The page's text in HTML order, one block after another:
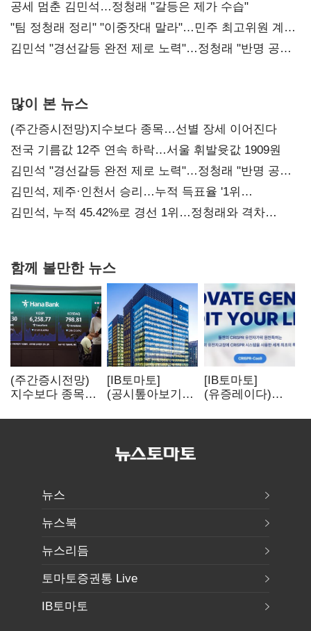
공세 멈춘 김민석…정청래 "갈등은 제가 수습"
"팀 정청래 정리" "이중잣대 말라"…민주 최고위원 계파
다툼 격화
김민석 "경선갈등 완전 제로 노력"…정청래 "반명 공세
많이 본 뉴스
(주간증시전망)지수보다 종목…선별 장세 이어진다
전국 기름값 12주 연속 하락…서울 휘발윳값 1909원
김민석 "경선갈등 완전 제로 노력"…정청래 "반명 공세
사과부터"
김민석, 제주·인천서 승리…누적 득표율 '1위
탈환'(종합)
김민석, 누적 45.42%로 경선 1위…정청래와 격차
함께 볼만한 뉴스
(주간증시전망)
지수보다 종목…
이어진다
[IB토마토]
(공시톺아보기)
바로 매출로
[IB토마토]
(유증레이다)
3분의 1 토막…
뉴스
뉴스북
뉴스리듬
토마토증권통 Live
IB토마토